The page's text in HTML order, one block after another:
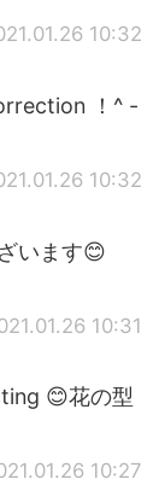
10:32
！^ -
10:32
います😊
10:31
😊花の型
10:27